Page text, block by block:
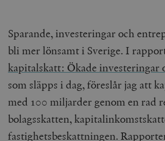
Sparande, investeringar och
bli mer lönsamt i Sverige. I
kapitalskatt: Ökade investeringar
som släpps i dag, föreslår jag att
med 100 miljarder genom en rad
bolagsskatten,
fastighetsbeskattningen.